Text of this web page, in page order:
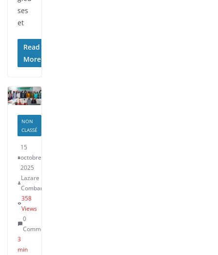
ses
et
Read
More
NON
CLASSÉ
15
octobre
2025
Lazare
Combary
358
Views
0
Comments
3
min